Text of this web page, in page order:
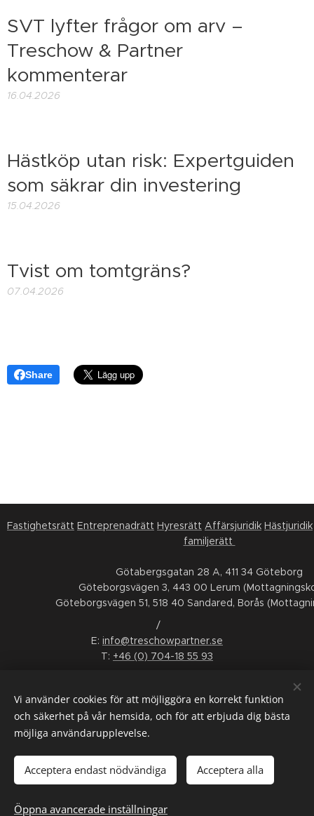
SVT lyfter frågor om arv –
Treschow & Partner
kommenterar
16.04.2026
Hästköp utan risk: Expertguiden
som säkrar din investering
15.04.2026
Tvist om tomtgräns?
07.04.2026
Share
Fastighetsrätt Entreprenadrätt Hyresrätt Affärsjuridik Hästjuridik
familjerätt
Götabergsgatan 28 A, 411 34 Göteborg
Göteborgsvägen 3, 443 00 Lerum
Göteborgsvägen 51, 518 40 Sandared, Borås
/
E: info@treschowpartner.se
T: +46 (0) 704-18 55 93
LinkedIn Facebook Instagram Youtube
INTERGRITETSPOLICY
SMS-VILLKOR
Svenska
English
Vi använder cookies för att möjliggöra en korrekt funktion
och säkerhet på vår hemsida, och för att erbjuda dig bästa
möjliga användarupplevelse.
Acceptera endast nödvändiga Acceptera alla
Öppna avancerade inställningar